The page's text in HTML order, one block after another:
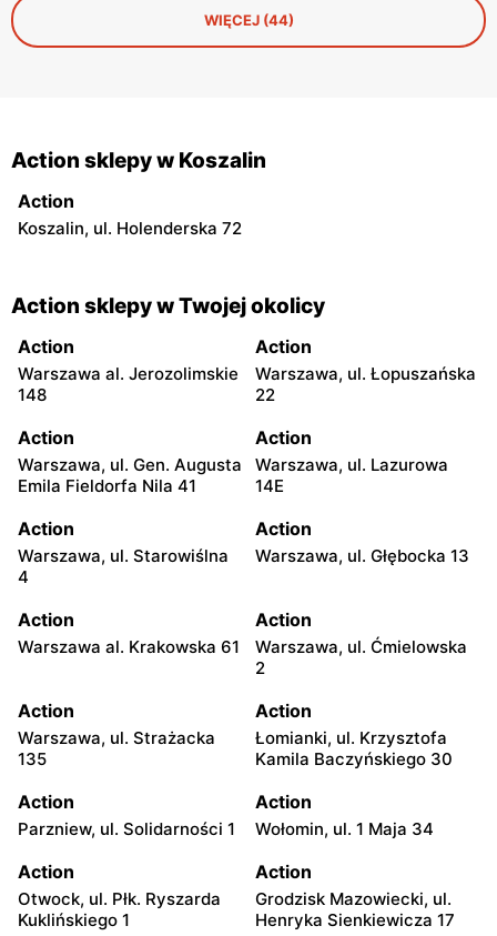
WIĘCEJ (44)
Action sklepy w Koszalin
Action
Koszalin, ul. Holenderska 72
Action sklepy w Twojej okolicy
Action
Warszawa al. Jerozolimskie
148
Action
Warszawa, ul. Łopuszańska
22
Action
Warszawa, ul. Gen. Augusta
Emila Fieldorfa Nila 41
Action
Warszawa, ul. Lazurowa
14E
Action
Warszawa, ul. Starowiślna
4
Action
Warszawa, ul. Głębocka 13
Action
Warszawa al. Krakowska 61
Action
Warszawa, ul. Ćmielowska
2
Action
Warszawa, ul. Strażacka
135
Action
Łomianki, ul. Krzysztofa
Kamila Baczyńskiego 30
Action
Parzniew, ul. Solidarności 1
Action
Wołomin, ul. 1 Maja 34
Action
Otwock, ul. Płk. Ryszarda
Kuklińskiego 1
Action
Grodzisk Mazowiecki, ul.
Henryka Sienkiewicza 17